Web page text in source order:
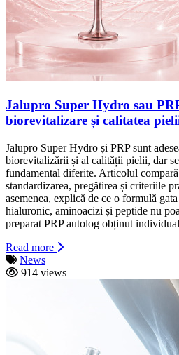
Jalupro Super Hydro sau
biorevitalizare și calitatea
Jalupro Super Hydro și PRP sunt
biorevitalizării și al calității pielii, dar
fundamental diferite. Articolul
standardizarea, pregătirea și criteriile
asemenea, explică de ce o formulă
hialuronic, aminoacizi și peptide nu
preparat PRP autolog obținut
Read more
News
914 views